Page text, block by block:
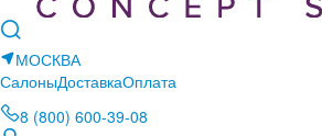
МОСКВА
СалоныДоставкаОплата
8 (800) 600-39-08